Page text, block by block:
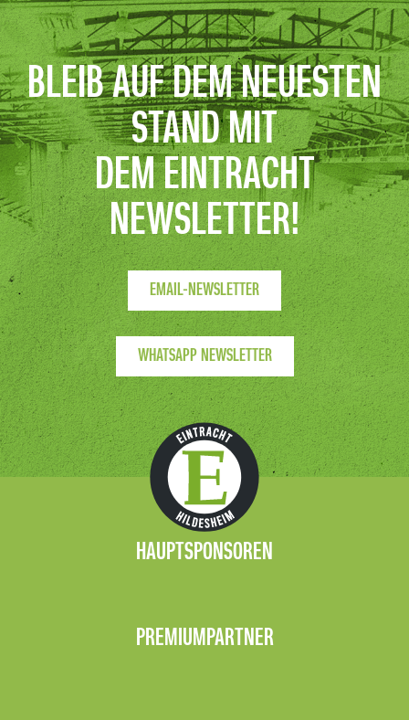
BLEIB AUF DEM NEUESTEN
STAND MIT
DEM EINTRACHT
NEWSLETTER!
EMAIL-NEWSLETTER
WHATSAPP NEWSLETTER
HAUPTSPONSOREN
PREMIUMPARTNER